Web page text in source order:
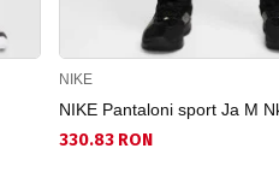
NIKE
NIKE Pantaloni sport Ja M
330.83 RON